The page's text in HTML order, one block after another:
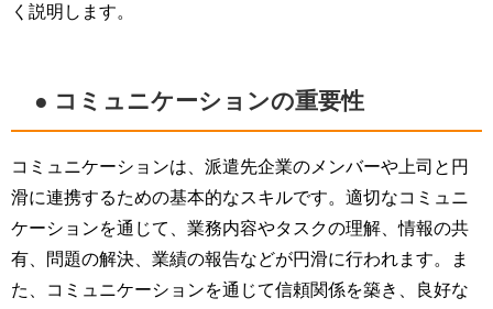
く説明します。
● コミュニケーションの重要性
コミュニケーションは、派遣先企業のメンバーや上司と円
滑に連携するための基本的なスキルです。適切なコミュニ
ケーションを通じて、業務内容やタスクの理解、情報の共
有、問題の解決、業績の報告などが円滑に行われます。ま
た、コミュニケーションを通じて信頼関係を築き、良好な